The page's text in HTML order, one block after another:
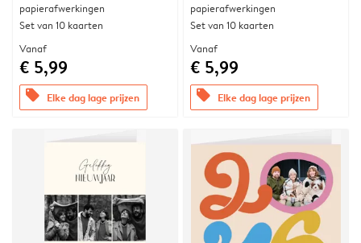
papierafwerkingen
Set van 10 kaarten
Vanaf
€ 5,99
offers Elke dag lage prijzen
papierafwerkingen
Set van 10 kaarten
Vanaf
€ 5,99
offers Elke dag lage prijzen